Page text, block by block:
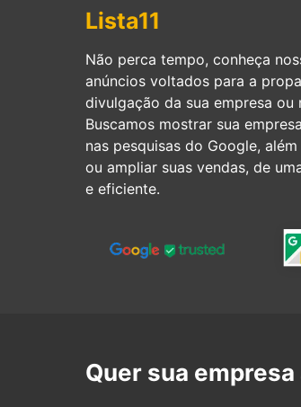
Lista11
Não perca tempo, conheça
anúncios voltados para a
divulgação da sua empresa ou
Buscamos mostrar sua
nas pesquisas do Google,
ou ampliar suas vendas, de
e eficiente.
Quer sua